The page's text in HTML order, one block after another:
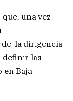
una vez
la dirigencia
definir las
en Baja